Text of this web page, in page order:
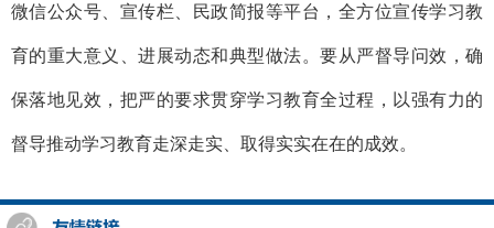
微信公众号、宣传栏、民政简报等平台，全方位宣传学习教
育的重大意义、进展动态和典型做法。要从严督导问效，确
保落地见效，把严的要求贯穿学习教育全过程，以强有力的
督导推动学习教育走深走实、取得实实在在的成效。